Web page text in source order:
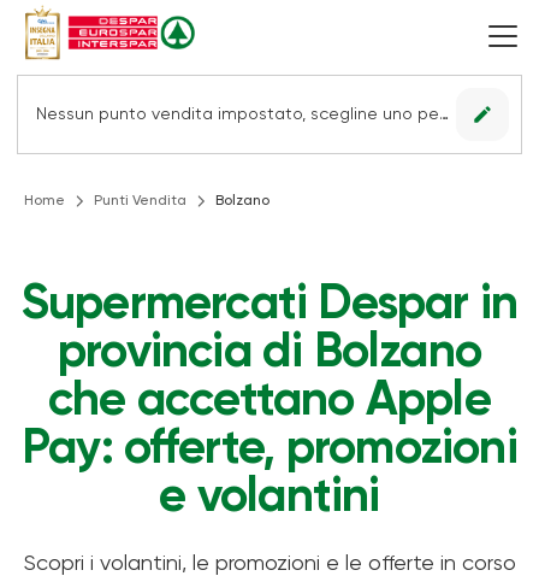
Nessun punto vendita impostato, scegline uno per vedere le offerte. edit
Home Punti Vendita Bolzano
Supermercati Despar in
provincia di Bolzano
che accettano Apple
Pay: offerte, promozioni
e volantini
Scopri i volantini, le promozioni e le offerte in corso